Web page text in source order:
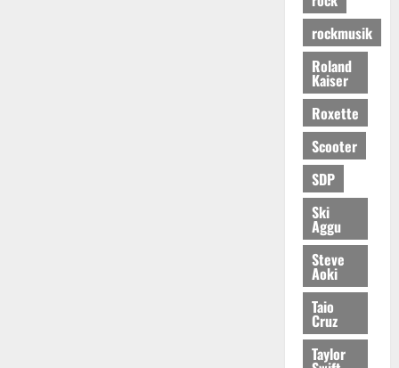
rockmusik
Roland
Kaiser
Roxette
Scooter
SDP
Ski
Aggu
Steve
Aoki
Taio
Cruz
Taylor